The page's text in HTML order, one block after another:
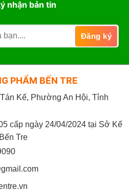
nhận bản tin
PHẨM BẾN TRE
Kế, Phường An Hội, Tỉnh
cấp ngày 24/04/2024 tại Sở Kế
Tre